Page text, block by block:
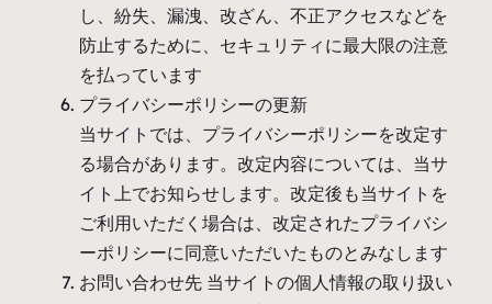
し、紛失、漏洩、改ざん、不正アクセスなどを
防止するために、セキュリティに最大限の注意
を払っています
プライバシーポリシーの更新
当サイトでは、プライバシーポリシーを改定す
る場合があります。改定内容については、当サ
イト上でお知らせします。改定後も当サイトを
ご利用いただく場合は、改定されたプライバシ
ーポリシーに同意いただいたものとみなします
お問い合わせ先 当サイトの個人情報の取り扱い